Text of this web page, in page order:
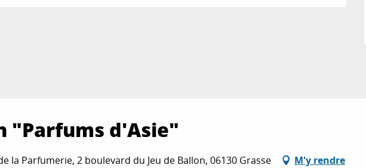
"Parfums d'Asie"
la Parfumerie, 2 boulevard du Jeu de Ballon, 06130 Grasse M'y rendre